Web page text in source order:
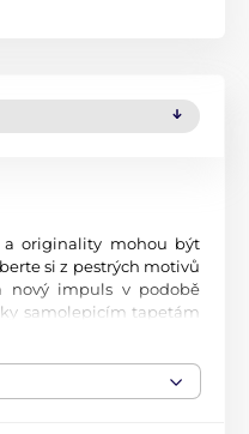
originality mohou být
si z pestrých motivů
nový impuls v podobě
samolepicím tapetám